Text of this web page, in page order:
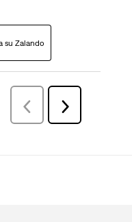
su Zalando
Precedenterecensioni
Successiva
recensioni